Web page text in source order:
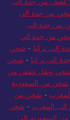
من جدة الى
من جدة الى
من جدة الي
إلى تركيا - شحن
الى تركيا - شحن
ونقل عفش من
شحن من السعودية
- شحن من
المغرب - شحن
السعودية الي